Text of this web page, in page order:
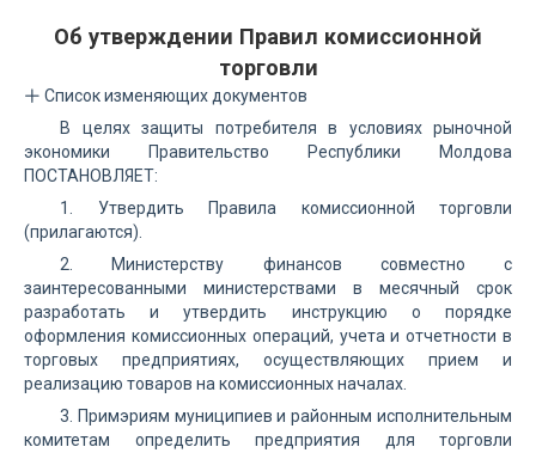
Об утверждении Правил комиссионной
торговли
Список изменяющих документов
В целях защиты потребителя в условиях рыночной
экономики Правительство Республики Молдова
ПОСТАНОВЛЯЕТ:
1. Утвердить Правила комиссионной торговли
(прилагаются).
2. Министерству финансов совместно с
заинтересованными министерствами в месячный срок
разработать и утвердить инструкцию о порядке
оформления комиссионных операций, учета и отчетности в
торговых предприятиях, осуществляющих прием и
реализацию товаров на комиссионных началах.
3. Примэриям муниципиев и районным исполнительным
комитетам определить предприятия для торговли